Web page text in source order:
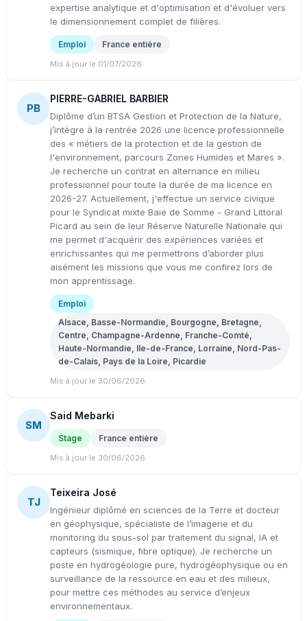
expertise analytique et d'optimisation et d'évoluer vers
le dimensionnement complet de filières.
Emploi France entière
Mis à jour le 01/07/2026
PB
PIERRE-GABRIEL BARBIER
Diplôme d’un BTSA Gestion et Protection de la Nature,
j’intègre à la rentrée 2026 une licence professionnelle
des « métiers de la protection et de la gestion de
l'environnement, parcours Zones Humides et Mares ».
Je recherche un contrat en alternance en milieu
professionnel pour toute la durée de ma licence en
2026-27. Actuellement, j'effectue un service civique
pour le Syndicat mixte Baie de Somme - Grand Littoral
Picard au sein de leur Réserve Naturelle Nationale qui
me permet d'acquérir des expériences variées et
enrichissantes qui me permettrons d’aborder plus
aisément les missions que vous me confirez lors de
mon apprentissage.
Emploi
Alsace, Basse-Normandie, Bourgogne, Bretagne,
Centre, Champagne-Ardenne, Franche-Comté,
Haute-Normandie, Ile-de-France, Lorraine, Nord-Pas-
de-Calais, Pays de la Loire, Picardie
Mis à jour le 30/06/2026
SM
Said Mebarki
Stage France entière
Mis à jour le 30/06/2026
TJ
Teixeira José
Ingénieur diplômé en sciences de la Terre et docteur
en géophysique, spécialiste de l’imagerie et du
monitoring du sous-sol par traitement du signal, IA et
capteurs (sismique, fibre optique). Je recherche un
poste en hydrogéologie pure, hydrogéophysique ou en
surveillance de la ressource en eau et des milieux,
pour mettre ces méthodes au service d’enjeux
environnementaux.